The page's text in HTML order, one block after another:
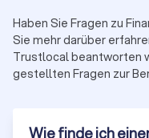
Kontinuität. Ein
effizient übernehmen
entlasten.
Je komplexer Ihre
Erbschaftsplanung oder
Haben Sie Fragen zu
Sie mehr darüber
Trustlocal beantworten
gestellten Fragen zur
Wie finde ich